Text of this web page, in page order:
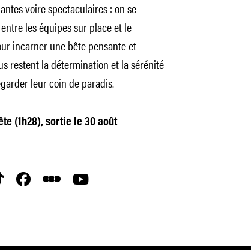
voire spectaculaires : on se
les équipes sur place et le
incarner une bête pensante et
restent la détermination et la sérénité
leur coin de paradis.
(1h28), sortie le 30 août